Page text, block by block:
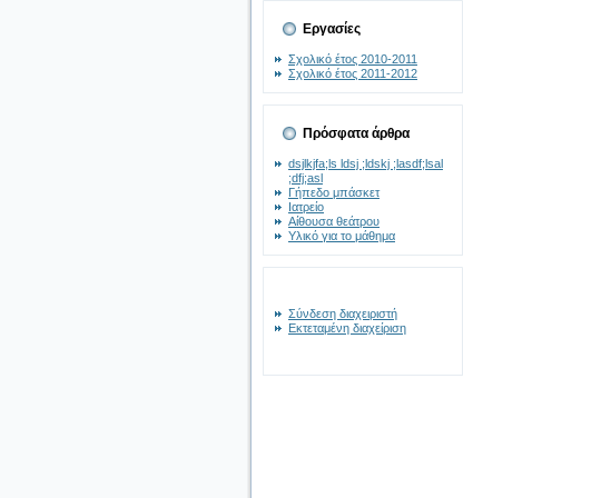
Εργασίες
Σχολικό έτος 2010-2011
Σχολικό έτος 2011-2012
Πρόσφατα άρθρα
dsjlkjfa;ls ldsj ;ldskj ;lasdf;lsal
;dfj;asl
Γήπεδο μπάσκετ
Ιατρείο
Αίθουσα θεάτρου
Υλικό για το μάθημα
Σύνδεση διαχειριστή
Εκτεταμένη διαχείριση